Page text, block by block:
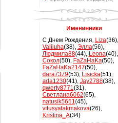
Именинники
С Днем Рождения, Liza(36),
Valiiuha(38), Элла(56),
Людмила88(44), Leona(40),
Сокол(50), FaZaHaKa(50),
FaZaHaKa2147(50),
dara7379(53), Lisicka(51),
ada1230(41), Jay2788(38),
qwerty8771(31),
Светлана6062(65),
natusik5651(45),
vitusyatakmakova(26),
Kristina_A(34)